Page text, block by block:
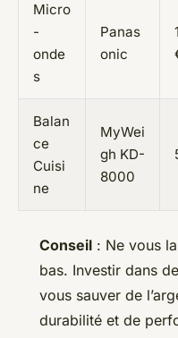
Micro
-
onde
s
Panas
onic
Balan
ce
Cuisi
ne
MyWei
gh KD-
8000
Conseil : Ne vous
bas. Investir dans
vous sauver de
durabilité et de